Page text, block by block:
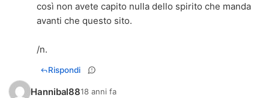
così non avete capito nulla dello spirito che manda
avanti che questo sito.
/n.
Rispondi
Hannibal8818 anni fa